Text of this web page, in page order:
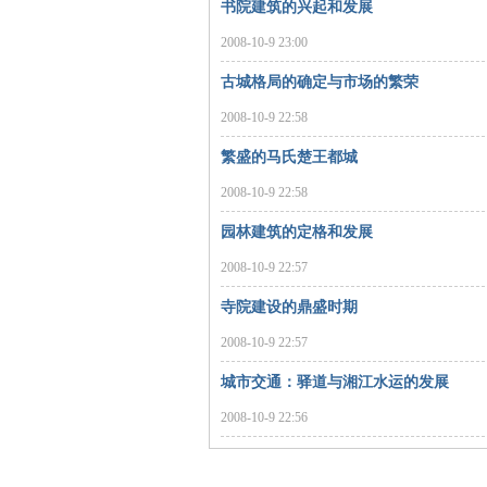
长
书院建筑的兴起和发展
2008-10-9 23:00
古城格局的确定与市场的繁荣
2008-10-9 22:58
繁盛的马氏楚王都城
2008-10-9 22:58
园林建筑的定格和发展
2008-10-9 22:57
寺院建设的鼎盛时期
2008-10-9 22:57
城市交通：驿道与湘江水运的发展
2008-10-9 22:56